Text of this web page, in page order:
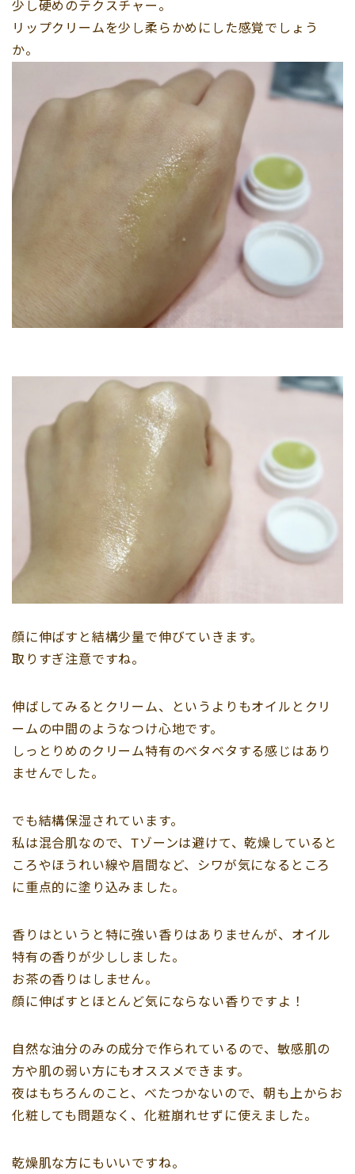
少し硬めのテクスチャー。
リップクリームを少し柔らかめにした感覚でしょう
か。
顔に伸ばすと結構少量で伸びていきます。
取りすぎ注意ですね。
伸ばしてみるとクリーム、というよりもオイルとクリ
ームの中間のようなつけ心地です。
しっとりめのクリーム特有のベタベタする感じはあり
ませんでした。
でも結構保湿されています。
私は混合肌なので、Tゾーンは避けて、乾燥していると
ころやほうれい線や眉間など、シワが気になるところ
に重点的に塗り込みました。
香りはというと特に強い香りはありませんが、オイル
特有の香りが少ししました。
お茶の香りはしません。
顔に伸ばすとほとんど気にならない香りですよ！
自然な油分のみの成分で作られているので、敏感肌の
方や肌の弱い方にもオススメできます。
夜はもちろんのこと、べたつかないので、朝も上からお
化粧しても問題なく、化粧崩れせずに使えました。
乾燥肌な方にもいいですね。